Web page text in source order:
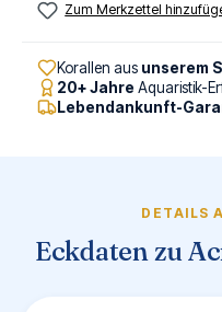
Zum Merkzettel
Korallen aus unserem
20+ Jahre Aquaristik-
Lebendankunft-
DETAILS
Eckdaten zu